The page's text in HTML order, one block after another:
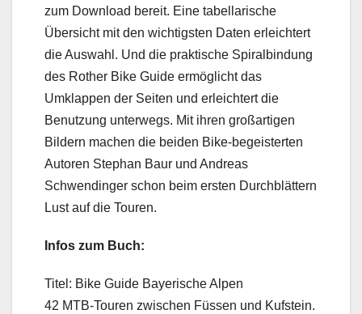
zum Download bereit. Eine tabellarische
Übersicht mit den wichtigsten Daten erleichtert
die Auswahl. Und die praktische Spiralbindung
des Rother Bike Guide ermöglicht das
Umklappen der Seiten und erleichtert die
Benutzung unterwegs. Mit ihren großartigen
Bildern machen die beiden Bike-begeisterten
Autoren Stephan Baur und Andreas
Schwendinger schon beim ersten Durchblättern
Lust auf die Touren.
Infos zum Buch:
Titel: Bike Guide Bayerische Alpen
42 MTB-Touren zwischen Füssen und Kufstein.